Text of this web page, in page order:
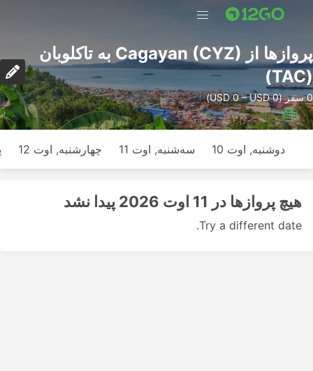
پرواز‌ها از Cagayan (CYZ) به تاکلوبان
(TAC)
0 سفر (USD 0 – USD 0)
دوشنبه, اوت 10 سه‌شنبه, اوت 11 چهارشنبه, اوت 12
هیچ پرواز‌ها در 11 اوت 2026 پیدا نشد
Try a different date.